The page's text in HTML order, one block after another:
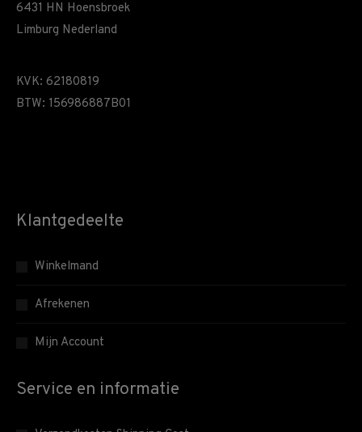
6431 HN Hoensbroek
Limburg Nederland
KVK: 62180819
BTW: 156986887B01
Klantgedeelte
Winkelmand
Afrekenen
Mijn Account
Service en informatie